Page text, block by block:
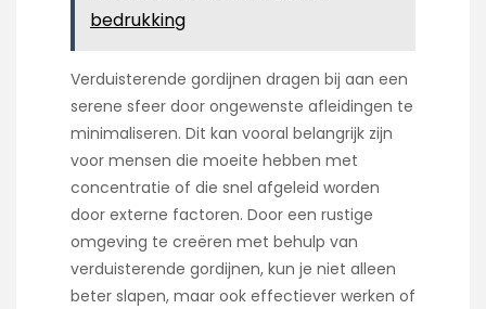
bedrukking
Verduisterende gordijnen dragen bij aan een
serene sfeer door ongewenste afleidingen te
minimaliseren. Dit kan vooral belangrijk zijn
voor mensen die moeite hebben met
concentratie of die snel afgeleid worden
door externe factoren. Door een rustige
omgeving te creëren met behulp van
verduisterende gordijnen, kun je niet alleen
beter slapen, maar ook effectiever werken of